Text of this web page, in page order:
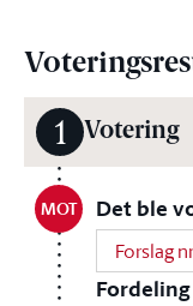
1 Votering
MOT Det ble
Forslag
Fordeling